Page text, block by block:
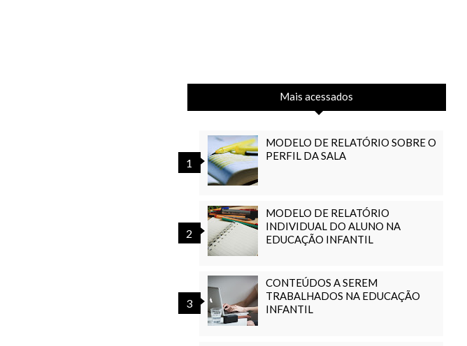
Mais acessados
MODELO DE RELATÓRIO SOBRE O
PERFIL DA SALA
MODELO DE RELATÓRIO
INDIVIDUAL DO ALUNO NA
EDUCAÇÃO INFANTIL
CONTEÚDOS A SEREM
TRABALHADOS NA EDUCAÇÃO
INFANTIL